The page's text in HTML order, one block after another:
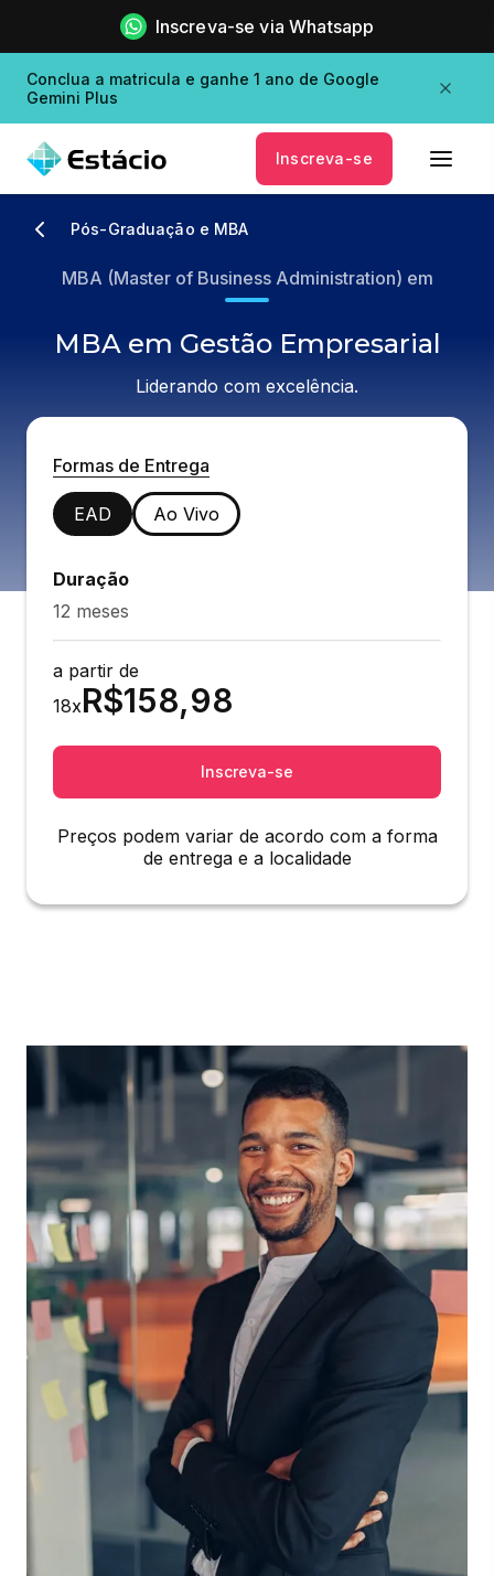
Inscreva-se via Whatsapp
Conclua a matricula e ganhe 1 ano de Google
Gemini Plus
Inscreva-se
Pós-Graduação e MBA
MBA (Master of Business Administration) em
MBA em Gestão Empresarial
Liderando com excelência.
Formas de Entrega
EAD Ao Vivo
Duração
12 meses
a partir de
18xR$158,98
Inscreva-se
Preços podem variar de acordo com a forma
de entrega e a localidade